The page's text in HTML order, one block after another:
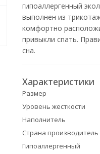
гипоаллергенный
выполнен из
комфортно
привыкли спать.
сна.
Характеристики
Размер
Уровень жесткости
Наполнитель
Страна производитель
Гипоаллергенный